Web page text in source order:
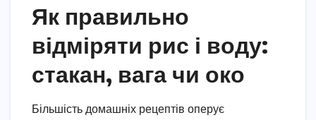
Як правильно
відміряти рис і воду:
стакан, вага чи око
Більшість домашніх рецептів оперує